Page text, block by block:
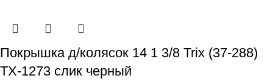
Покрышка д/колясок 14 1 3/8 Trix (37-288)
TX-1273 слик черный